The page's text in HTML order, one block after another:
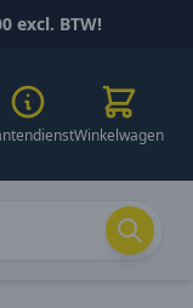
excl. BTW!
Winkelwagen